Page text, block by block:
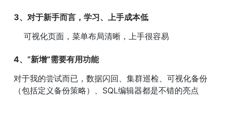
3、对于新手而言，学习、上手成本低
    可视化页面，菜单布局清晰，上手很容易
4、“新增”需要有用功能
对于我的尝试而已，数据闪回、集群巡检、可视化备份
（包括定义备份策略）、SQL编辑器都是不错的亮点